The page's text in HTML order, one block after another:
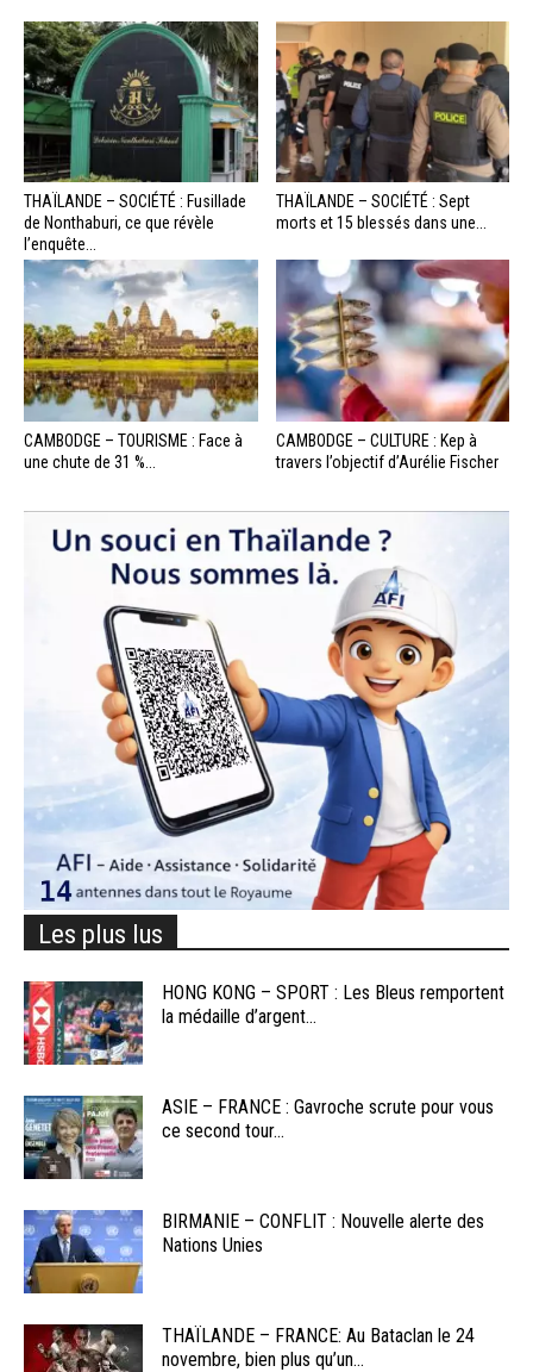
THAÏLANDE – SOCIÉTÉ : Fusillade
de Nonthaburi, ce que révèle
l’enquête...
THAÏLANDE – SOCIÉTÉ : Sept
morts et 15 blessés dans une...
CAMBODGE – TOURISME : Face à
une chute de 31 %...
CAMBODGE – CULTURE : Kep à
travers l’objectif d’Aurélie Fischer
Les plus lus
HONG KONG – SPORT : Les Bleus remportent
la médaille d’argent...
ASIE – FRANCE : Gavroche scrute pour vous
ce second tour...
BIRMANIE – CONFLIT : Nouvelle alerte des
Nations Unies
THAÏLANDE – FRANCE: Au Bataclan le 24
novembre, bien plus qu’un...